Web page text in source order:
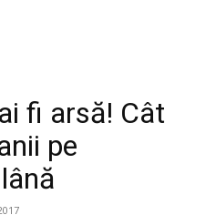
fi arsă! Cât
pe